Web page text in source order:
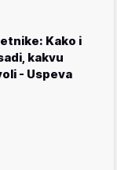
Kako i
kakvu
- Uspeva